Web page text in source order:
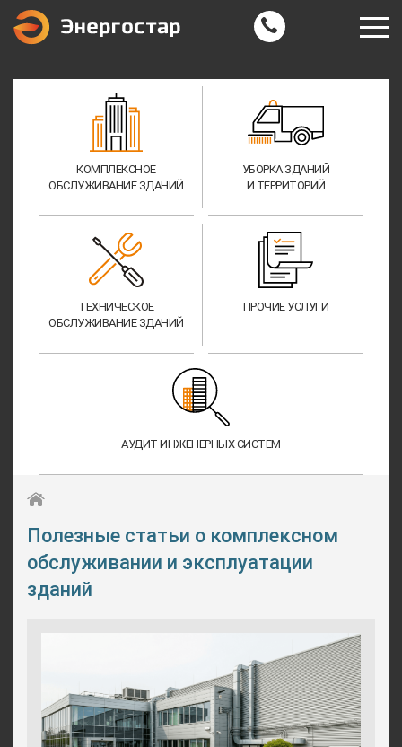
КОМПЛЕКСНОЕ
ОБСЛУЖИВАНИЕ ЗДАНИЙ
УБОРКА ЗДАНИЙ
И ТЕРРИТОРИЙ
ТЕХНИЧЕСКОЕ
ОБСЛУЖИВАНИЕ ЗДАНИЙ
ПРОЧИЕ УСЛУГИ
АУДИТ ИНЖЕНЕРНЫХ СИСТЕМ
Полезные статьи о комплексном
обслуживании и эксплуатации
зданий